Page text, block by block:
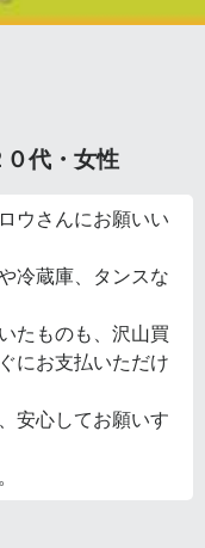
代・女性
ウさんにお願いい
冷蔵庫、タンスな
たものも、沢山買
にお支払いただけ
安心してお願いす